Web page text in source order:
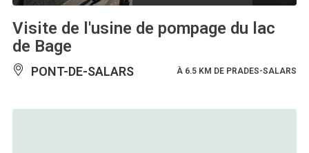
Visite de l'usine de pompage du lac
de Bage
PONT-DE-SALARS À 6.5 KM DE PRADES-SALARS